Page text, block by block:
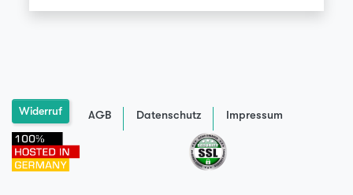
Widerruf AGB Datenschutz Impressum